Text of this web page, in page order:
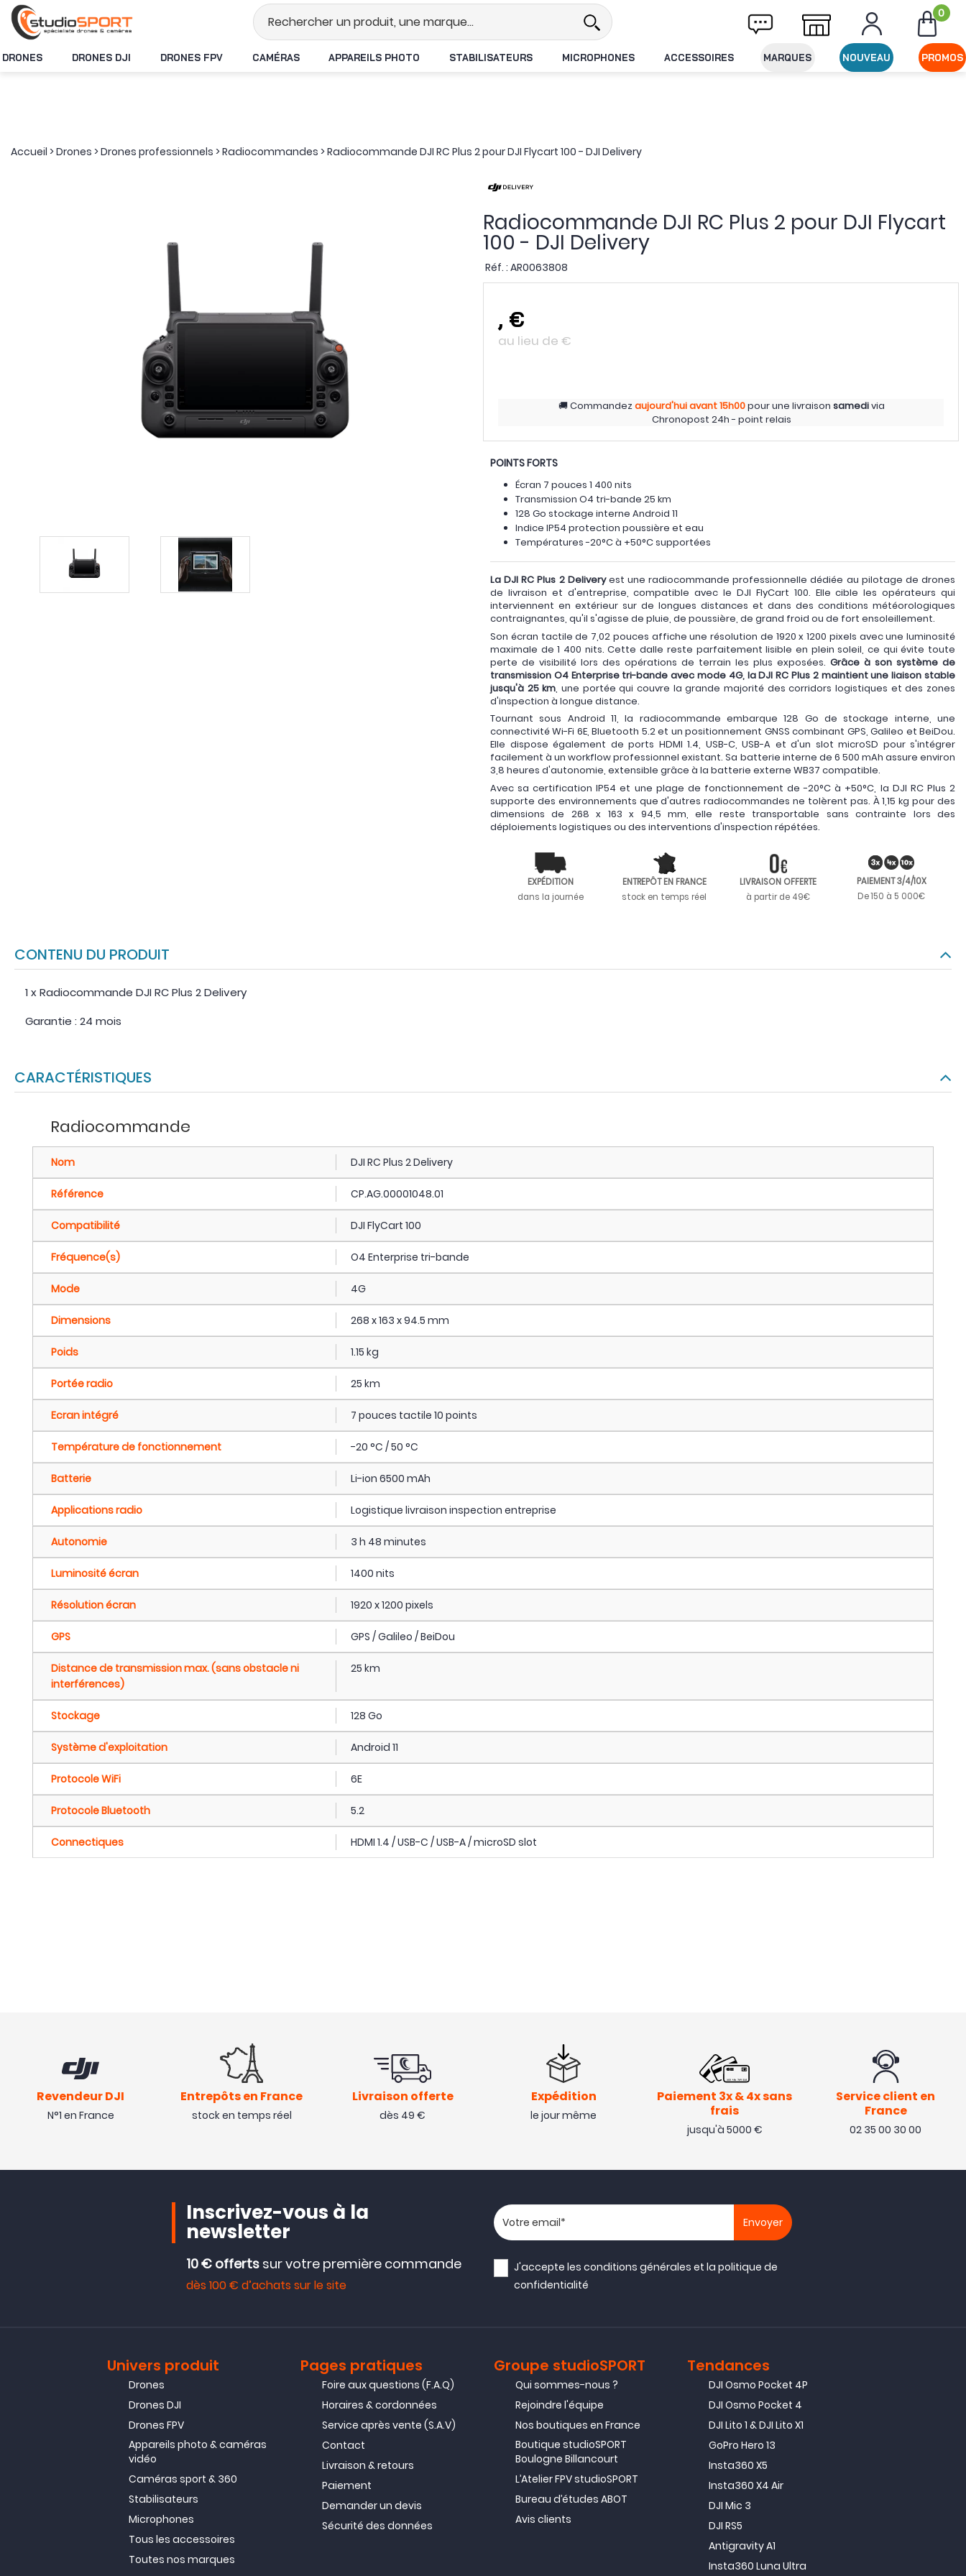
Stock en temps réel Livraison offerte dès 49€ d'achat 0
DRONES DRONES DJI DRONES FPV CAMÉRAS APPAREILS PHOTO STABILISATEURS MICROPHONES ACCESSOIRES MARQUES NOUVEAU PROMOS
Accueil >Drones >Drones professionnels >Radiocommandes >Radiocommande DJI RC Plus 2 pour DJI Flycart 100 - DJI Delivery
Radiocommande DJI RC Plus 2 pour DJI Flycart
100 - DJI Delivery
Réf. : AR0063808
, €
au lieu de €
Commandezaujourd'huiavant 15h00pour une livraison samedivia
Chronopost 24h - point relais
POINTS FORTS
Écran 7 pouces 1 400 nits
Transmission O4 tri-bande 25 km
128 Go stockage interne Android 11
Indice IP54 protection poussière et eau
Températures -20°C à +50°C supportées
La DJI RC Plus 2 Deliveryest une radiocommande professionnelle dédiée au pilotage de drones
de livraison et d'entreprise, compatible avec le DJI FlyCart 100. Elle cible les opérateurs qui
interviennent en extérieur sur de longues distances et dans des conditions météorologiques
contraignantes, qu'il s'agisse de pluie, de poussière, de grand froid ou de fort ensoleillement.
Son écran tactile de 7,02 pouces affiche une résolution de 1920 x 1200 pixels avec une luminosité
maximale de 1 400 nits. Cette dalle reste parfaitement lisible en plein soleil, ce qui évite toute
perte de visibilité lors des opérations de terrain les plus exposées. Grâce à son système de
transmission O4 Enterprise tri-bande avec mode 4G, la DJI RC Plus 2 maintient une liaison stable
jusqu'à 25 km , une portée qui couvre la grande majorité des corridors logistiques et des zones
d'inspection à longue distance.
Tournant sous Android 11, la radiocommande embarque 128 Go de stockage interne, une
connectivité Wi-Fi 6E, Bluetooth 5.2 et un positionnement GNSS combinant GPS, Galileo et BeiDou.
Elle dispose également de ports HDMI 1.4, USB-C, USB-A et d'un slot microSD pour s'intégrer
facilement à un workflow professionnel existant. Sa batterie interne de 6 500 mAh assure environ
3,8 heures d'autonomie, extensible grâce à la batterie externe WB37 compatible.
Avec sa certification IP54 et une plage de fonctionnement de -20°C à +50°C, la DJI RC Plus 2
supporte des environnements que d'autres radiocommandes ne tolèrent pas. À 1,15 kg pour des
dimensions de 268 x 163 x 94,5 mm, elle reste transportable sans contrainte lors des
déploiements logistiques ou des interventions d'inspection répétées.
EXPÉDITION
dans la journée
ENTREPÔT EN FRANCE
stock en temps réel
LIVRAISON OFFERTE
à partir de 49€
PAIEMENT 3/4/10X
De 150 à 5 000€
CONTENU DU PRODUIT
1 x Radiocommande DJI RC Plus 2 Delivery
Garantie : 24 mois
CARACTÉRISTIQUES
Radiocommande
Nom DJI RC Plus 2 Delivery
Référence CP.AG.00001048.01
Compatibilité DJI FlyCart 100
Fréquence(s) O4 Enterprise tri-bande
Mode 4G
Dimensions 268 x 163 x 94.5 mm
Poids 1.15 kg
Portée radio 25 km
Ecran intégré 7 pouces tactile 10 points
Température de fonctionnement -20 °C / 50 °C
Batterie Li-ion 6500 mAh
Applications radio Logistique livraison inspection entreprise
Autonomie 3 h 48 minutes
Luminosité écran 1400 nits
Résolution écran 1920 x 1200 pixels
GPS GPS / Galileo / BeiDou
Distance de transmission max. (sans obstacle ni
interférences)
25 km
Stockage 128 Go
Système d'exploitation Android 11
Protocole WiFi 6E
Protocole Bluetooth 5.2
Connectiques HDMI 1.4 / USB-C / USB-A / microSD slot
Revendeur DJI
N°1 en France
Entrepôts en France
stock en temps réel
Livraison offerte
dès 49 €
Expédition
le jour même
Paiement 3x & 4x sans
frais
jusqu'à 5000 €
Service client en
France
02 35 00 30 00
Inscrivez-vous à la
newsletter
10 € offerts sur votre première commande
dès 100 € d’achats sur le site
Votre adresse email
J'accepte lesconditions générales et lapolitique de
confidentialité
Univers produit
Drones
Drones DJI
Drones FPV
Appareils photo & caméras
vidéo
Caméras sport & 360
Stabilisateurs
Microphones
Tous les accessoires
Toutes nos marques
Pages pratiques
Foire aux questions (F.A.Q)
Horaires & cordonnées
Service après vente (S.A.V)
Contact
Livraison & retours
Paiement
Demander un devis
Sécurité des données
Groupe studioSPORT
Qui sommes-nous ?
Rejoindre l'équipe
Nos boutiques en France
Boutique studioSPORT
Boulogne Billancourt
L’Atelier FPV studioSPORT
Bureau d’études ABOT
Avis clients
Tendances
DJI Osmo Pocket 4P
DJI Osmo Pocket 4
DJI Lito 1 & DJI Lito X1
GoPro Hero 13
Insta360 X5
Insta360 X4 Air
DJI Mic 3
DJI RS5
Antigravity A1
Insta360 Luna Ultra